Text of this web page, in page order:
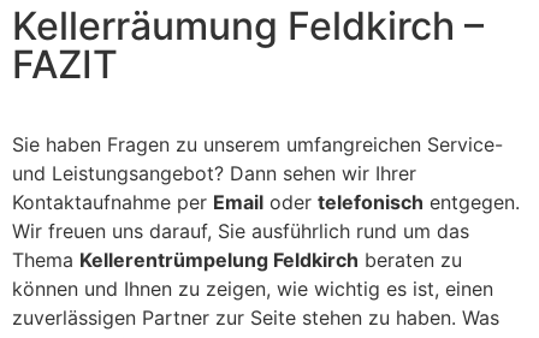
Kellerräumung Feldkirch –
FAZIT
Sie haben Fragen zu unserem umfangreichen Service-
und Leistungsangebot? Dann sehen wir Ihrer
Kontaktaufnahme per Email oder telefonisch entgegen.
Wir freuen uns darauf, Sie ausführlich rund um das
Thema Kellerentrümpelung Feldkirch beraten zu
können und Ihnen zu zeigen, wie wichtig es ist, einen
zuverlässigen Partner zur Seite stehen zu haben. Was